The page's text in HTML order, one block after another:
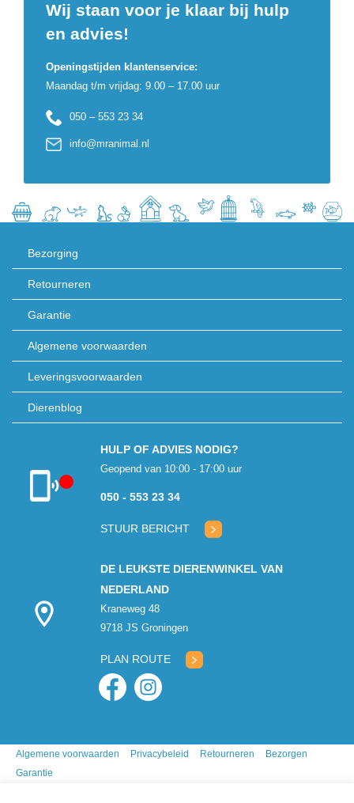
Wij staan voor je klaar bij hulp
en advies!
Openingstijden klantenservice:
Maandag t/m vrijdag: 9.00 – 17.00 uur
050 – 553 23 34
info@mranimal.nl
Bezorging
Retourneren
Garantie
Algemene voorwaarden
Leveringsvoorwaarden
Dierenblog
Klantenservice
HULP OF ADVIES NODIG?
Geopend van 10:00 - 17:00 uur
050 - 553 23 34
STUUR BERICHT
DE LEUKSTE DIERENWINKEL VAN
NEDERLAND
Kraneweg 48
9718 JS Groningen
PLAN ROUTE
Algemene voorwaarden Privacybeleid Retourneren
Bezorgen
Garantie